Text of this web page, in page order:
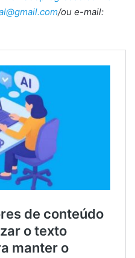
/ou e-mail: